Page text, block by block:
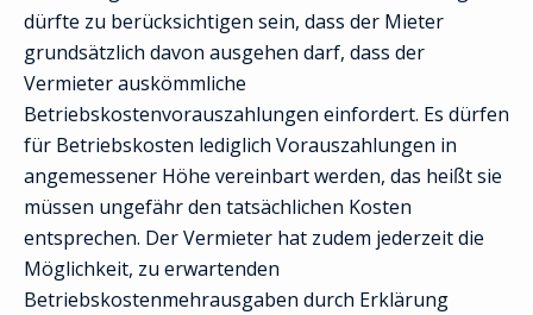
dürfte zu berücksichtigen sein, dass der Mieter
grundsätzlich davon ausgehen darf, dass der
Vermieter auskömmliche
Betriebskostenvorauszahlungen einfordert. Es dürfen
für Betriebskosten lediglich Vorauszahlungen in
angemessener Höhe vereinbart werden, das heißt sie
müssen ungefähr den tatsächlichen Kosten
entsprechen. Der Vermieter hat zudem jederzeit die
Möglichkeit, zu erwartenden
Betriebskostenmehrausgaben durch Erklärung